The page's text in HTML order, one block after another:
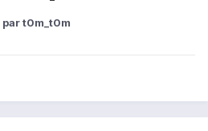
par t0m_t0m